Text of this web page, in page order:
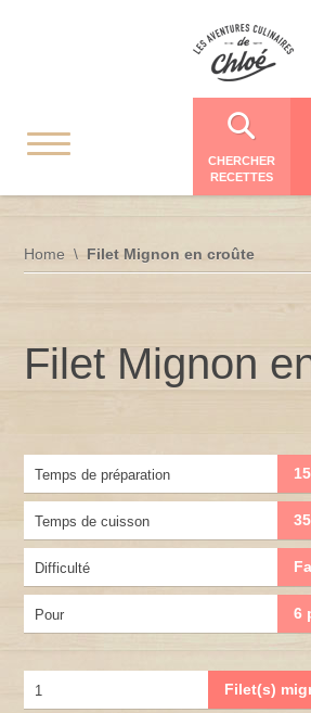
CHERCHER
RECETTES
Home Filet Mignon en croûte
Filet Mignon
Temps de préparation
Temps de cuisson
Difficulté
Pour 6
1 Filet(s)